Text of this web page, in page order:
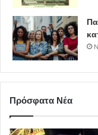
Στίχοι- Μουσική
Βοηθός σκηνοθέτη:
Β’ βοηθός
Οργάνωση
Πρόσφατα Νέα